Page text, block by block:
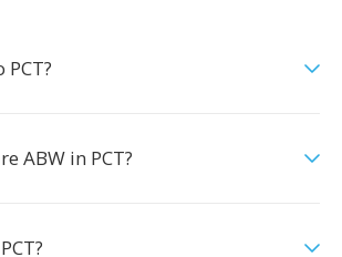
ABW in PCT?